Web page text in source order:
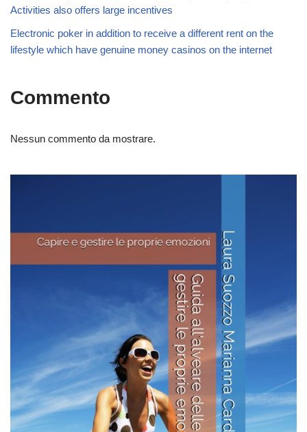
Activities also offers large incentives
Electronic poker in addition to receive a different rent on the
lifestyle which have genuine money casinos on the internet
Commento
Nessun commento da mostrare.